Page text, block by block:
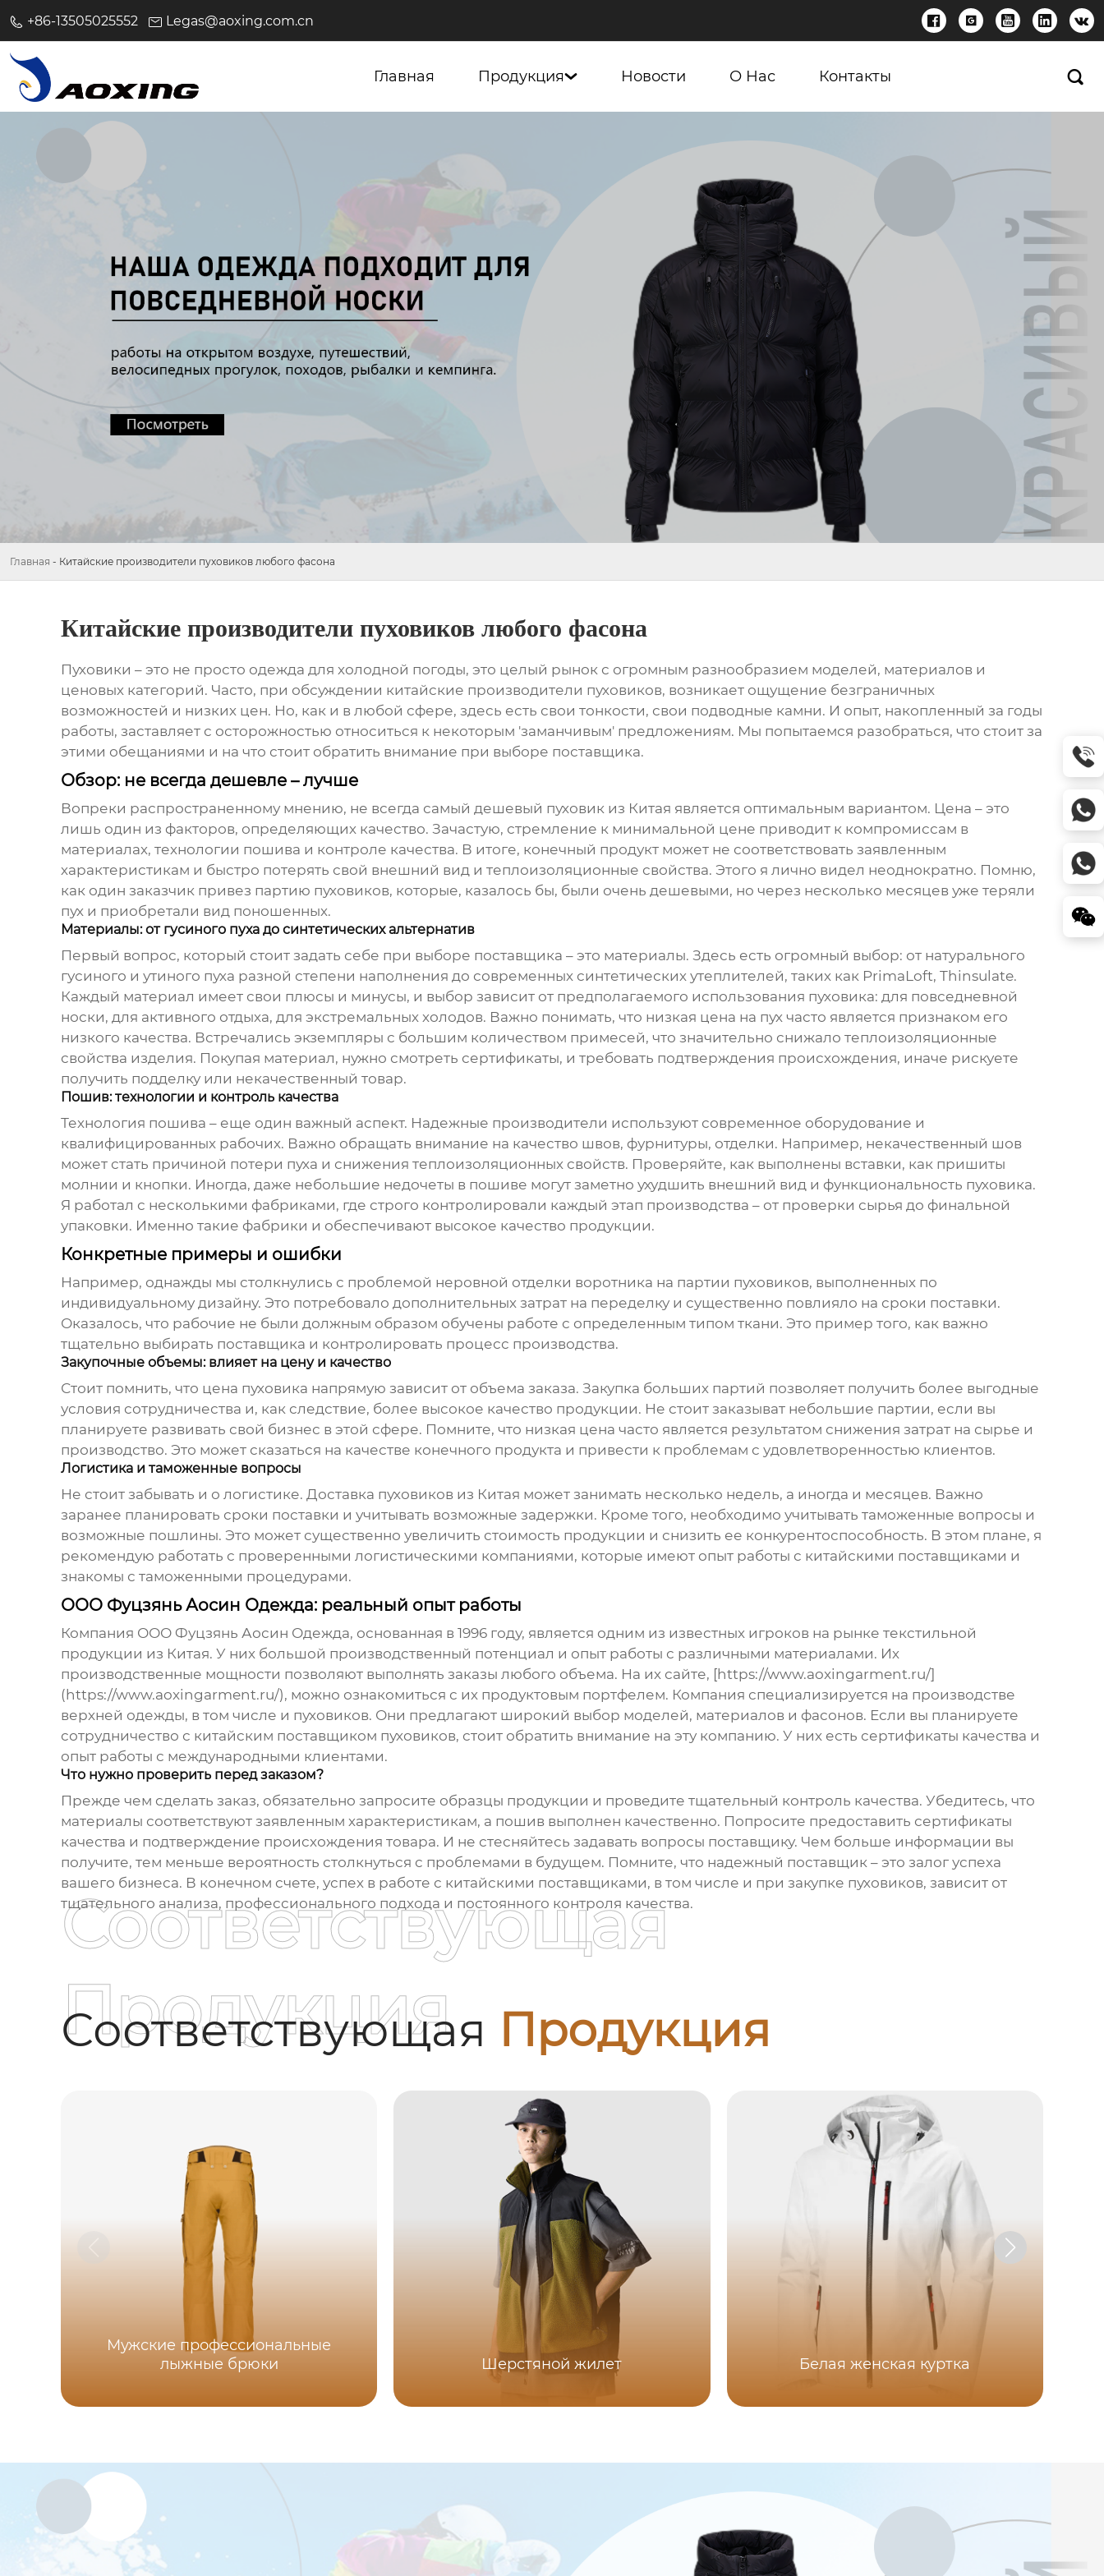
+86-13505025552 Legas@aoxing.com.cn     
Главная Продукция Новости О Нас Контакты 
Главная - Китайские производители пуховиков любого фасона
Китайские производители пуховиков любого фасона
Пуховики – это не просто одежда для холодной погоды, это целый рынок с огромным разнообразием моделей, материалов и
ценовых категорий. Часто, при обсуждении китайские производители пуховиков, возникает ощущение безграничных
возможностей и низких цен. Но, как и в любой сфере, здесь есть свои тонкости, свои подводные камни. И опыт, накопленный за годы
работы, заставляет с осторожностью относиться к некоторым 'заманчивым' предложениям. Мы попытаемся разобраться, что стоит за
этими обещаниями и на что стоит обратить внимание при выборе поставщика.
Обзор: не всегда дешевле – лучше
Вопреки распространенному мнению, не всегда самый дешевый пуховик из Китая является оптимальным вариантом. Цена – это
лишь один из факторов, определяющих качество. Зачастую, стремление к минимальной цене приводит к компромиссам в
материалах, технологии пошива и контроле качества. В итоге, конечный продукт может не соответствовать заявленным
характеристикам и быстро потерять свой внешний вид и теплоизоляционные свойства. Этого я лично видел неоднократно. Помню,
как один заказчик привез партию пуховиков, которые, казалось бы, были очень дешевыми, но через несколько месяцев уже теряли
пух и приобретали вид поношенных.
Материалы: от гусиного пуха до синтетических альтернатив
Первый вопрос, который стоит задать себе при выборе поставщика – это материалы. Здесь есть огромный выбор: от натурального
гусиного и утиного пуха разной степени наполнения до современных синтетических утеплителей, таких как PrimaLoft, Thinsulate.
Каждый материал имеет свои плюсы и минусы, и выбор зависит от предполагаемого использования пуховика: для повседневной
носки, для активного отдыха, для экстремальных холодов. Важно понимать, что низкая цена на пух часто является признаком его
низкого качества. Встречались экземпляры с большим количеством примесей, что значительно снижало теплоизоляционные
свойства изделия. Покупая материал, нужно смотреть сертификаты, и требовать подтверждения происхождения, иначе рискуете
получить подделку или некачественный товар.
Пошив: технологии и контроль качества
Технология пошива – еще один важный аспект. Надежные производители используют современное оборудование и
квалифицированных рабочих. Важно обращать внимание на качество швов, фурнитуры, отделки. Например, некачественный шов
может стать причиной потери пуха и снижения теплоизоляционных свойств. Проверяйте, как выполнены вставки, как пришиты
молнии и кнопки. Иногда, даже небольшие недочеты в пошиве могут заметно ухудшить внешний вид и функциональность пуховика.
Я работал с несколькими фабриками, где строго контролировали каждый этап производства – от проверки сырья до финальной
упаковки. Именно такие фабрики и обеспечивают высокое качество продукции.
Конкретные примеры и ошибки
Например, однажды мы столкнулись с проблемой неровной отделки воротника на партии пуховиков, выполненных по
индивидуальному дизайну. Это потребовало дополнительных затрат на переделку и существенно повлияло на сроки поставки.
Оказалось, что рабочие не были должным образом обучены работе с определенным типом ткани. Это пример того, как важно
тщательно выбирать поставщика и контролировать процесс производства.
Закупочные объемы: влияет на цену и качество
Стоит помнить, что цена пуховика напрямую зависит от объема заказа. Закупка больших партий позволяет получить более выгодные
условия сотрудничества и, как следствие, более высокое качество продукции. Не стоит заказыват небольшие партии, если вы
планируете развивать свой бизнес в этой сфере. Помните, что низкая цена часто является результатом снижения затрат на сырье и
производство. Это может сказаться на качестве конечного продукта и привести к проблемам с удовлетворенностью клиентов.
Логистика и таможенные вопросы
Не стоит забывать и о логистике. Доставка пуховиковиз Китая может занимать несколько недель, а иногда и месяцев. Важно
заранее планировать сроки поставки и учитывать возможные задержки. Кроме того, необходимо учитывать таможенные вопросы и
возможные пошлины. Это может существенно увеличить стоимость продукции и снизить ее конкурентоспособность. В этом плане, я
рекомендую работать с проверенными логистическими компаниями, которые имеют опыт работы с китайскими поставщиками и
знакомы с таможенными процедурами.
ООО Фуцзянь Аосин Одежда: реальный опыт работы
Компания ООО Фуцзянь Аосин Одежда, основанная в 1996 году, является одним из известных игроков на рынке текстильной
продукции из Китая. У них большой производственный потенциал и опыт работы с различными материалами. Их
производственные мощности позволяют выполнять заказы любого объема. На их сайте, [https://www.aoxingarment.ru/]
(https://www.aoxingarment.ru/), можно ознакомиться с их продуктовым портфелем. Компания специализируется на производстве
верхней одежды, в том числе и пуховиков. Они предлагают широкий выбор моделей, материалов и фасонов. Если вы планируете
сотрудничество с китайским поставщиком пуховиков, стоит обратить внимание на эту компанию. У них есть сертификаты качества и
опыт работы с международными клиентами.
Что нужно проверить перед заказом?
Прежде чем сделать заказ, обязательно запросите образцы продукции и проведите тщательный контроль качества. Убедитесь, что
материалы соответствуют заявленным характеристикам, а пошив выполнен качественно. Попросите предоставить сертификаты
качества и подтверждение происхождения товара. И не стесняйтесь задавать вопросы поставщику. Чем больше информации вы
получите, тем меньше вероятность столкнуться с проблемами в будущем. Помните, что надежный поставщик – это залог успеха
вашего бизнеса. В конечном счете, успех в работе с китайскими поставщиками, в том числе и при закупке пуховиков, зависит от
тщательного анализа, профессионального подхода и постоянного контроля качества.
Соответствующая Продукция
Соответствующая
Продукция
Мужские профессиональные
лыжные брюки
Шерстяной жилет Белая женская куртка